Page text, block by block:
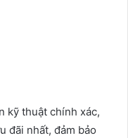
kỹ thuật chính xác,
đãi nhất, đảm bảo